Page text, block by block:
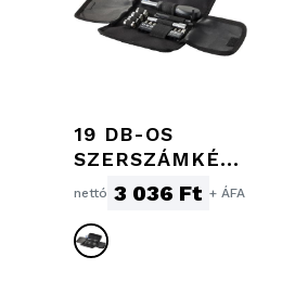
19 DB-OS
SZERSZÁMKÉSZ
LET,
FEKETE/KÉK
nettó 3 036 Ft + ÁFA